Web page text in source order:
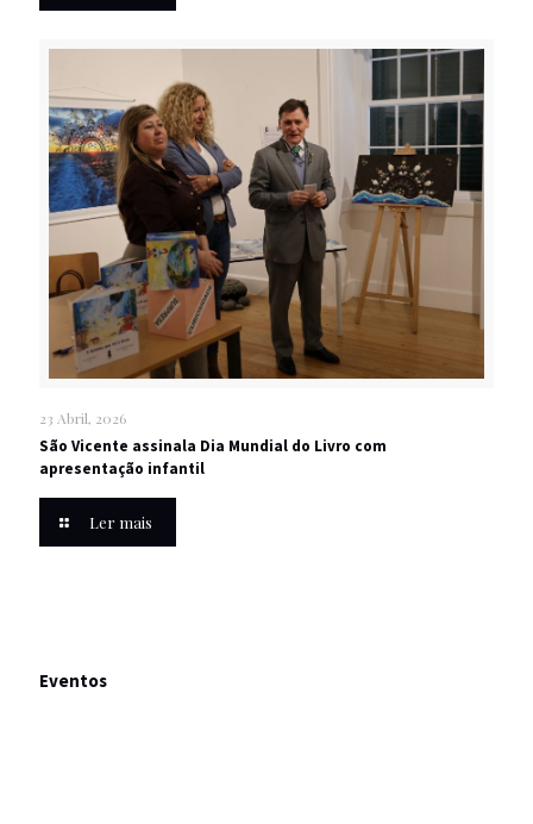
23 Abril, 2026
São Vicente assinala Dia Mundial do Livro com
apresentação infantil
Ler mais
Eventos